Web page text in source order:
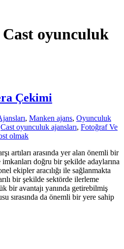
oyunculuk
Çekimi
, Manken ajans, Oyunculuk
Cast oyunculuk ajansları, Fotoğraf Ve
olmak
artıları arasında yer alan önemli bir
doğru bir şekilde adaylarına
ekipler aracılığı ile sağlanmakta
bir şekilde sektörde ilerleme
bir avantajı yanında getirebilmiş
sırasında da önemli bir yere sahip